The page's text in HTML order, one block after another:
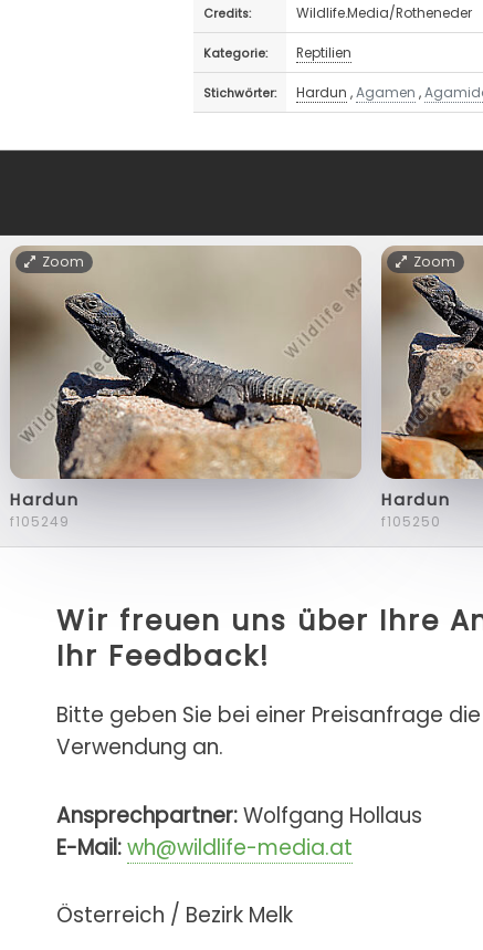
Credits: Wildlife.Media/Rotheneder
Kategorie: Reptilien
Stichwörter: Hardun ,Agamen ,
Zoom
Hardun
f105249
Zoom
Hardun
f105250
Wir freuen uns über Ihre
Ihr Feedback!
Bitte geben Sie bei einer Preisanfrage
Verwendung an.
Ansprechpartner:Wolfgang Hollaus
E-Mail:wh@wildlife-media.at
Österreich / Bezirk Melk